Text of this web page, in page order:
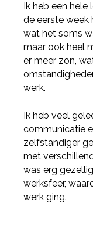
Ik heb een
de eerste week
wat het soms
maar ook heel
er meer zon,
werk.
Ik heb veel
communicatie
zelfstandiger
met
was erg
werksfeer,
werk ging.